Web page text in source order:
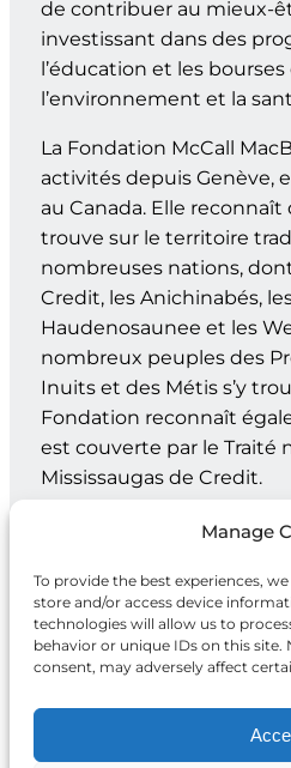
Manage
To provide the best experiences,
store and/or access device
technologies will allow us to
behavior or unique IDs on this
consent, may adversely affect
de contribuer au mieux-
investissant dans des
l’éducation et les bourses
l’environnement et la
La Fondation McCall
activités depuis Genève,
au Canada. Elle reconnaît
trouve sur le territoire
nombreuses nations,
Credit, les Anichinabés,
Haudenosaunee et les
nombreux peuples des
Inuits et des Métis s’y
Fondation reconnaît
est couverte par le Traité
Mississaugas de Credit.
Genève : C.P. 202 – 1211
Toronto : 20, rue Maud, bur.